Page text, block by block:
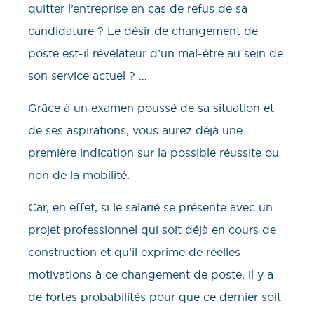
quitter l’entreprise en cas de refus de sa
candidature ? Le désir de changement de
poste est-il révélateur d’un mal-être au sein de
son service actuel ? …
Grâce à un examen poussé de sa situation et
de ses aspirations, vous aurez déjà une
première indication sur la possible réussite ou
non de la mobilité.
Car, en effet, si le salarié se présente avec un
projet professionnel qui soit déjà en cours de
construction et qu’il exprime de réelles
motivations à ce changement de poste, il y a
de fortes probabilités pour que ce dernier soit